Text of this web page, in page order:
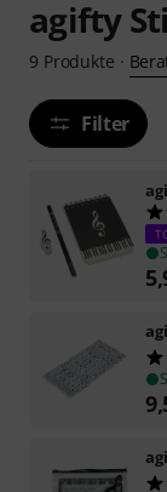
agifty
9 Produkte ·
Filter